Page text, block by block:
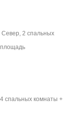
2 спальных
площадь
спальных комнаты +